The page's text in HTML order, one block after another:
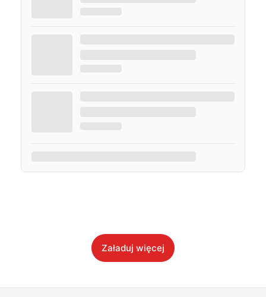
Załaduj więcej